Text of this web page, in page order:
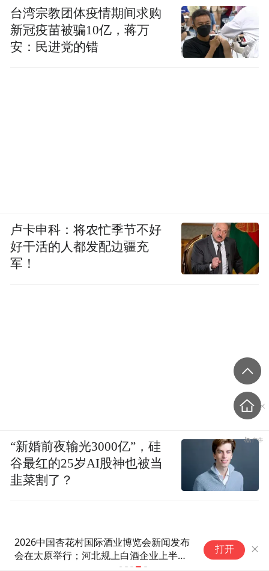
2026中国杏花村国际酒业博览会新闻发布
会在太原举行；河北规上白酒企业上半年
总营收32.22亿元，总利润3.67亿元丨酒
打开
台湾宗教团体疫情期间求购
新冠疫苗被骗10亿，蒋万
安：民进党的错
卢卡申科：将农忙季节不好
好干活的人都发配边疆充
军！
“新婚前夜输光3000亿”，硅
谷最红的25岁AI股神也被当
韭菜割了？